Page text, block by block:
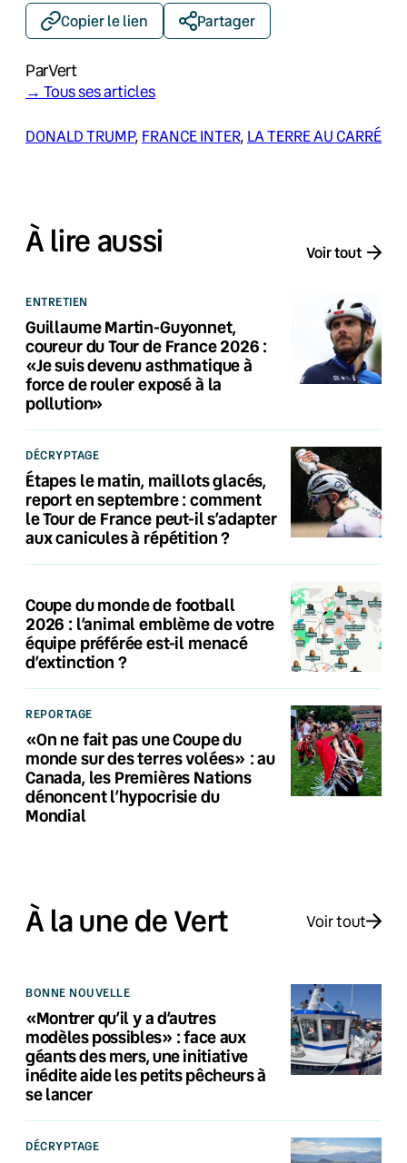
Copier le lien Partager
ParVert
→ Tous ses articles
DONALD TRUMP, FRANCE INTER, LA TERRE AU CARRÉ
À lire aussi Voir tout
ENTRETIEN
Guillaume Martin-Guyonnet,
coureur du Tour de France 2026 :
«Je suis devenu asthmatique à
force de rouler exposé à la
pollution»
DÉCRYPTAGE
Étapes le matin, maillots glacés,
report en septembre : comment
le Tour de France peut-il s’adapter
aux canicules à répétition ?
Coupe du monde de football
2026 : l’animal emblème de votre
équipe préférée est-il menacé
d’extinction ?
REPORTAGE
«On ne fait pas une Coupe du
monde sur des terres volées» : au
Canada, les Premières Nations
dénoncent l’hypocrisie du
Mondial
À la une de Vert Voir tout
BONNE NOUVELLE
«Montrer qu’il y a d’autres
modèles possibles» : face aux
géants des mers, une initiative
inédite aide les petits pêcheurs à
se lancer
DÉCRYPTAGE